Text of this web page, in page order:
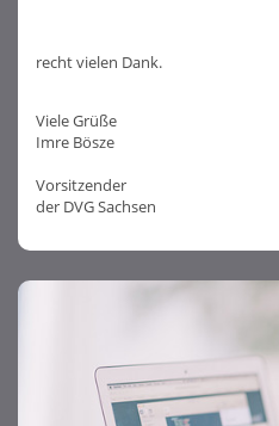
recht vielen Dank.
Viele Grüße
Imre Bösze
Vorsitzender
der DVG Sachsen